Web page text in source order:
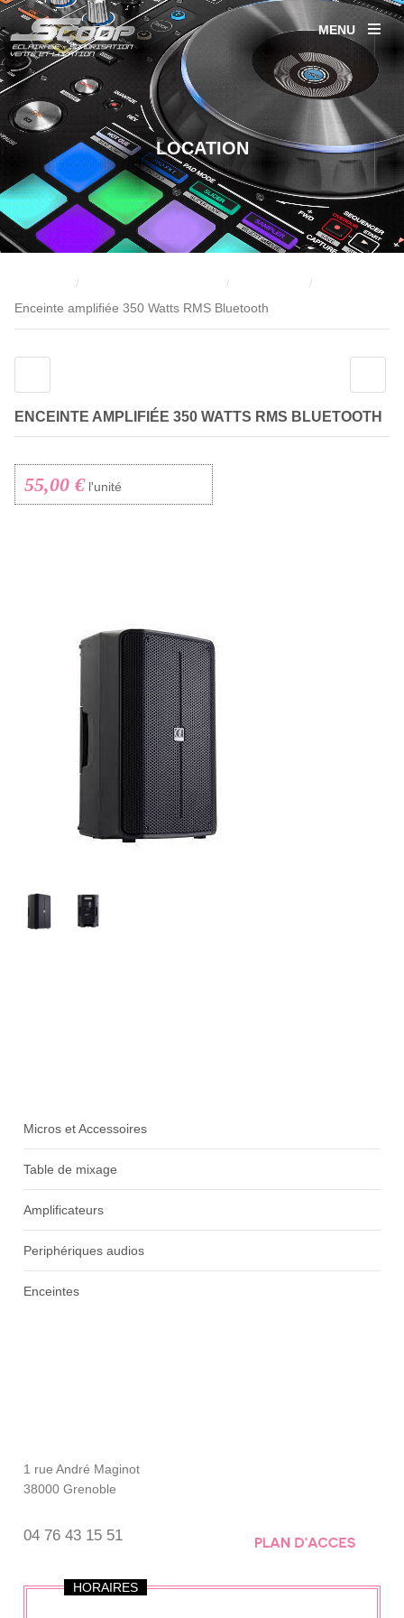
MENU
LOCATION
/ / /
Enceinte amplifiée 350 Watts RMS Bluetooth
ENCEINTE AMPLIFIÉE 350 WATTS RMS BLUETOOTH
55,00 € l'unité
Micros et Accessoires
Table de mixage
Amplificateurs
Periphériques audios
Enceintes
1 rue André Maginot
38000 Grenoble
04 76 43 15 51
HORAIRES